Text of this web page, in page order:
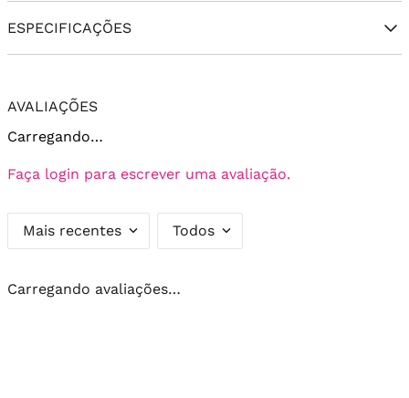
ESPECIFICAÇÕES
AVALIAÇÕES
Carregando…
Faça login para escrever uma avaliação.
Mais recentes Todos
Carregando avaliações…